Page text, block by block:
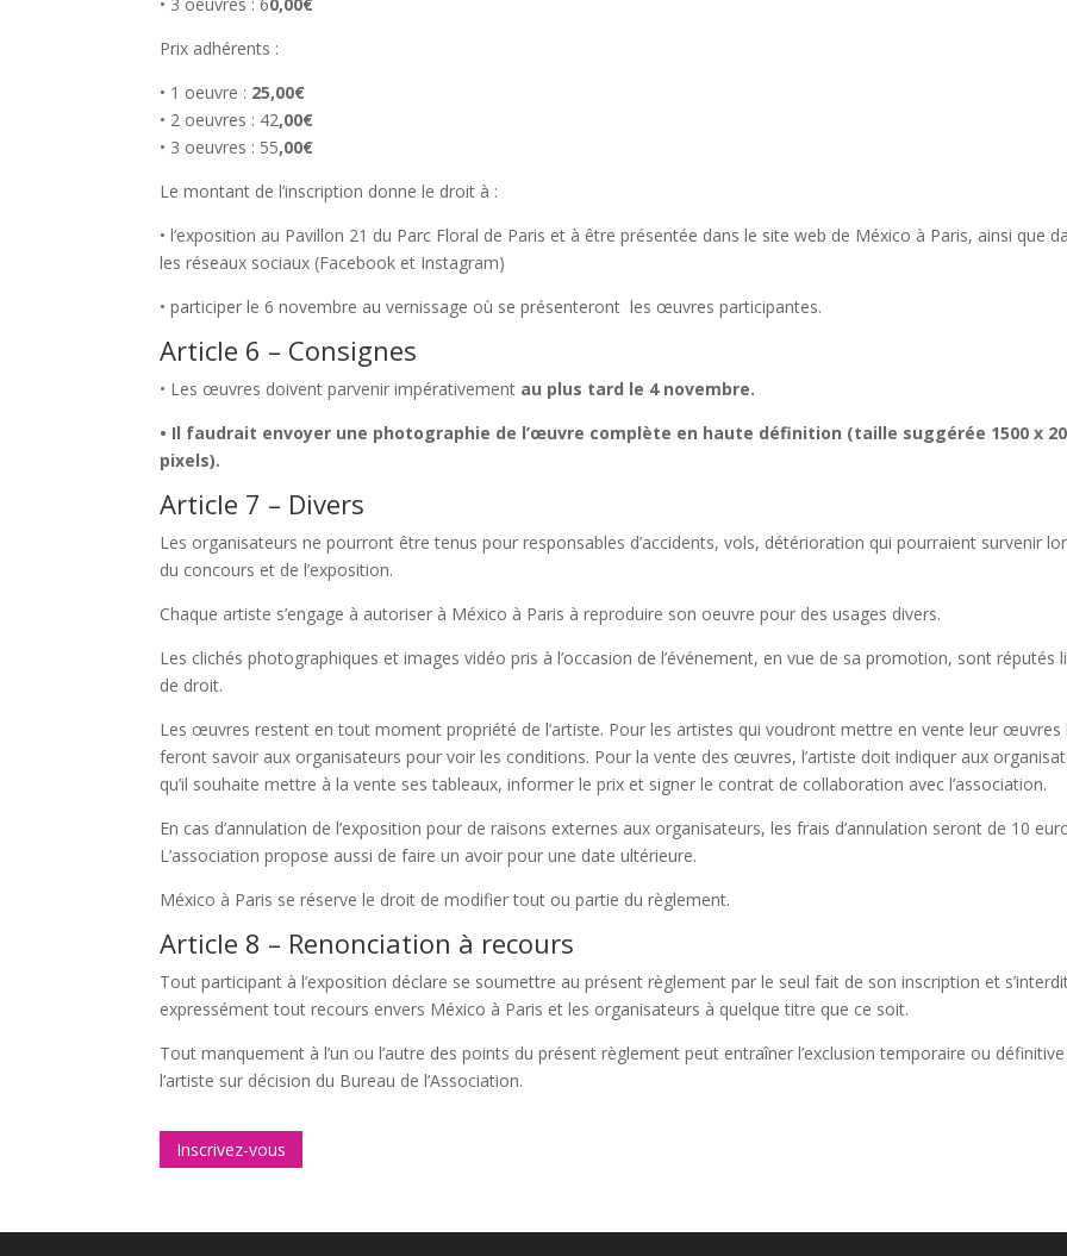
Prix adhérents :
• 1 oeuvre : 25,00€
• 2 oeuvres : 42,00€
• 3 oeuvres : 55,00€
Le montant de l’inscription donne le droit à :
• l’exposition au Pavillon 21 du Parc Floral de Paris et à être présentée dans le site web de México à Paris, ainsi que
les réseaux sociaux (Facebook et Instagram)
• participer le 6 novembre au vernissage où se présenteront les œuvres participantes.
Article 6 – Consignes
• Les œuvres doivent parvenir impérativement au plus tard le 4 novembre.
• Il faudrait envoyer une photographie de l’œuvre complète en haute définition (taille suggérée 1500 x
pixels).
Article 7 – Divers
Les organisateurs ne pourront être tenus pour responsables d’accidents, vols, détérioration qui pourraient survenir
du concours et de l’exposition.
Chaque artiste s’engage à autoriser à México à Paris à reproduire son oeuvre pour des usages divers.
Les clichés photographiques et images vidéo pris à l’occasion de l’événement, en vue de sa promotion, sont réputés
de droit.
Les œuvres restent en tout moment propriété de l’artiste. Pour les artistes qui voudront mettre en vente leur œuvres
feront savoir aux organisateurs pour voir les conditions. Pour la vente des œuvres, l’artiste doit indiquer aux
qu’il souhaite mettre à la vente ses tableaux, informer le prix et signer le contrat de collaboration avec l’association.
En cas d’annulation de l’exposition pour de raisons externes aux organisateurs, les frais d’annulation seront de 10
L’association propose aussi de faire un avoir pour une date ultérieure.
México à Paris se réserve le droit de modifier tout ou partie du règlement.
Article 8 – Renonciation à recours
Tout participant à l’exposition déclare se soumettre au présent règlement par le seul fait de son inscription et
expressément tout recours envers México à Paris et les organisateurs à quelque titre que ce soit.
Tout manquement à l’un ou l’autre des points du présent règlement peut entraîner l’exclusion temporaire ou
l’artiste sur décision du Bureau de l’Association.
Inscrivez-vous